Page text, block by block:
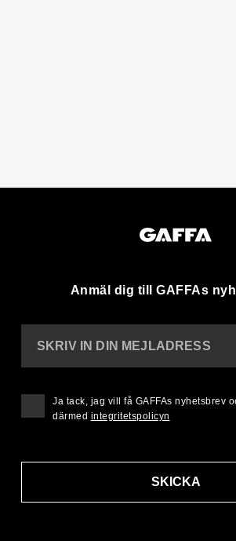
Anmäl dig till GAFFAs
SKRIV IN DIN MEJLADRESS
SKICKA
Ja tack, jag vill få GAFFAs nyhetsbrev
därmed integritetspolicyn